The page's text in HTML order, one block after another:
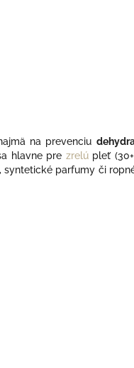
na prevenciu
hlavne pre zrelúpleť
syntetické parfumy či